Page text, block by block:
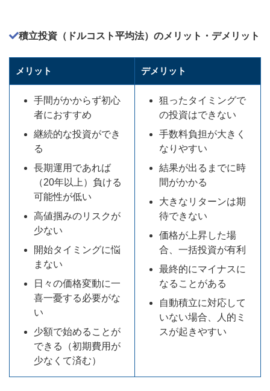
積立投資（ドルコスト平均法）のメリット・デメリット
メリット デメリット
手間がかからず初心
者におすすめ
継続的な投資ができ
る
長期運用であれば
（20年以上）負ける
可能性が低い
高値掴みのリスクが
少ない
開始タイミングに悩
まない
日々の価格変動に一
喜一憂する必要がな
い
少額で始めることが
できる（初期費用が
少なくて済む）
狙ったタイミングで
の投資はできない
手数料負担が大きく
なりやすい
結果が出るまでに時
間がかかる
大きなリターンは期
待できない
価格が上昇した場
合、一括投資が有利
最終的にマイナスに
なることがある
自動積立に対応して
いない場合、人的ミ
スが起きやすい